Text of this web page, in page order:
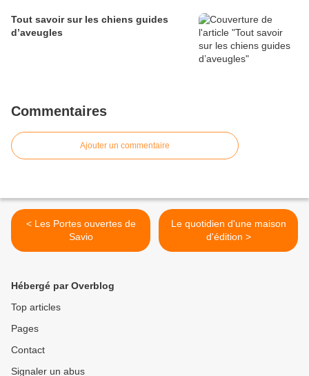
Tout savoir sur les chiens guides
d’aveugles
Commentaires
Ajouter un commentaire
< Les Portes ouvertes de
Savio
Le quotidien d'une maison
d'édition >
Hébergé par Overblog
Top articles
Pages
Contact
Signaler un abus